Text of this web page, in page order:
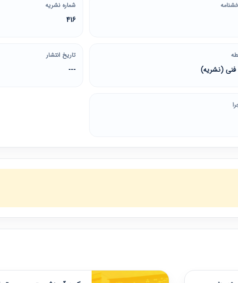
شماره نشریه
416
(نشریه)
تاریخ انتشار
---